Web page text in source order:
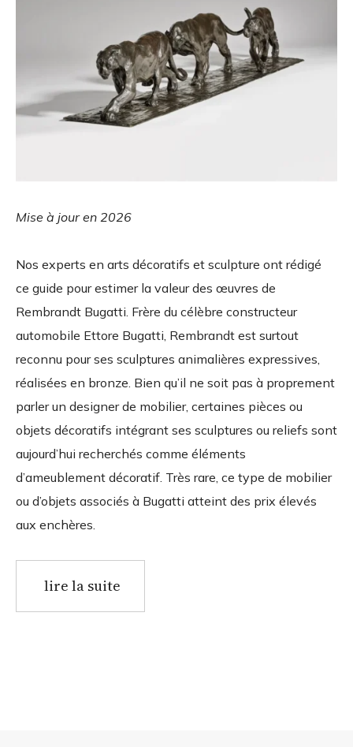
Mise à jour en 2026
Nos experts en arts décoratifs et sculpture ont rédigé
ce guide pour estimer la valeur des œuvres de
Rembrandt Bugatti. Frère du célèbre constructeur
automobile Ettore Bugatti, Rembrandt est surtout
reconnu pour ses sculptures animalières expressives,
réalisées en bronze. Bien qu’il ne soit pas à proprement
parler un designer de mobilier, certaines pièces ou
objets décoratifs intégrant ses sculptures ou reliefs sont
aujourd’hui recherchés comme éléments
d’ameublement décoratif. Très rare, ce type de mobilier
ou d’objets associés à Bugatti atteint des prix élevés
aux enchères.
lire la suite